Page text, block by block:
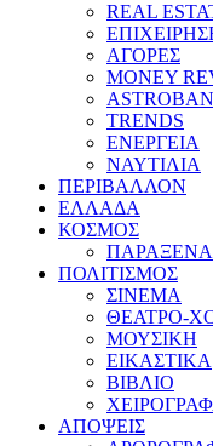
REAL
ΑΓΟΡΕΣ
MONEY
TRENDS
ΕΝΕΡΓΕΙΑ
ΝΑΥΤΙΛΙΑ
ΠΕΡΙΒΑΛΛΟΝ
ΕΛΛΑΔΑ
ΚΟΣΜΟΣ
ΠΑΡΑΞΕΝΑ
ΠΟΛΙΤΙΣΜΟΣ
ΣΙΝΕΜΑ
ΘΕΑΤΡΟ-
ΜΟΥΣΙΚΗ
ΕΙΚΑΣΤΙΚΑ
ΒΙΒΛΙΟ
ΑΠΟΨΕΙΣ